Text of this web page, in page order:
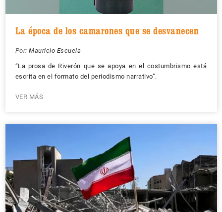
La época de los camarones que se desvanecen
Por: Mauricio Escuela
“La prosa de Riverón que se apoya en el costumbrismo está
escrita en el formato del periodismo narrativo”.
VER MÁS